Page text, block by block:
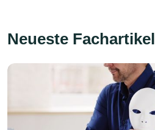
Neueste Fachartikel